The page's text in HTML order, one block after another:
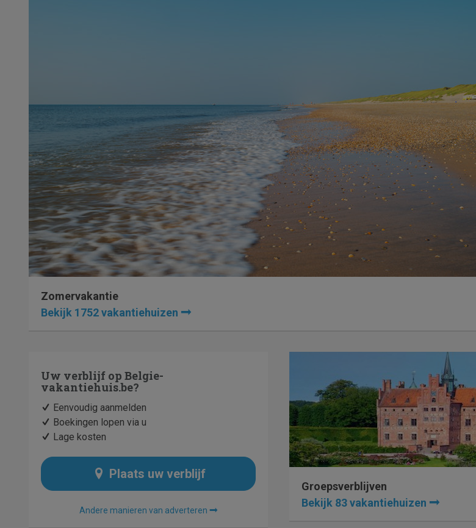
Zomervakantie
Bekijk 1752 vakantiehuizen
Uw verblijf op Belgie-
vakantiehuis.be?
Eenvoudig aanmelden
Boekingen lopen via u
Lage kosten
Plaats uw verblijf
Andere manieren van adverteren
Groepsverblijven
Bekijk 83 vakantiehuizen